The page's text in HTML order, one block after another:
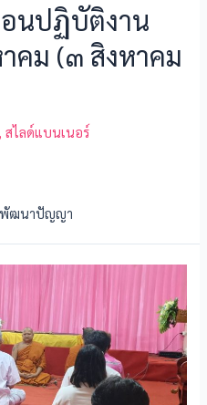
นปฏิบัติงาน
คม (๓ สิงหาคม
,สไลด์แบนเนอร์
h
arพัฒนาปัญญา